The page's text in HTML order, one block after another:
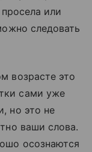
или
следовать
возрасте это
сами уже
но это не
ваши слова.
осознаются